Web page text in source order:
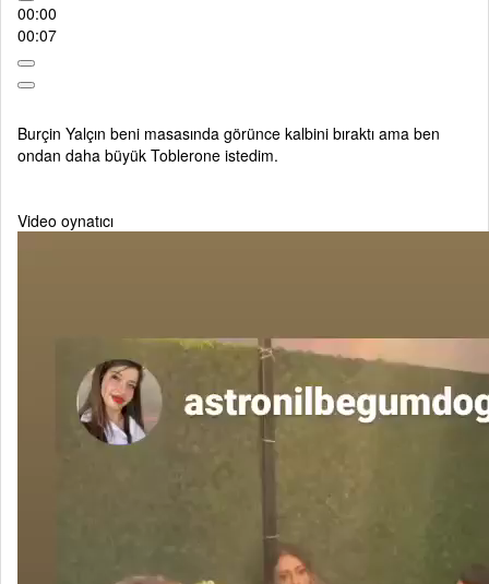
00:00
00:07
Burçin Yalçın beni masasında görünce kalbini bıraktı ama ben
ondan daha büyük Toblerone istedim.
Video oynatıcı